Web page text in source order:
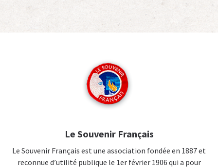
Le Souvenir Français
Le Souvenir Français est une association fondée en 1887 et
reconnue d’utilité publique le 1er février 1906 qui a pour